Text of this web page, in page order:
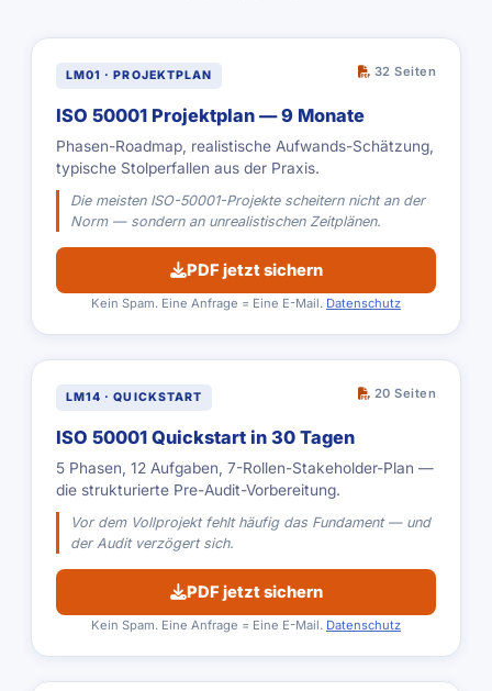
LM01 · PROJEKTPLAN 32 Seiten
ISO 50001 Projektplan — 9 Monate
Phasen-Roadmap, realistische Aufwands-Schätzung,
typische Stolperfallen aus der Praxis.
Die meisten ISO-50001-Projekte scheitern nicht an der
Norm — sondern an unrealistischen Zeitplänen.
PDF jetzt sichern
Kein Spam. Eine Anfrage = Eine E-Mail. Datenschutz
LM14 · QUICKSTART 20 Seiten
ISO 50001 Quickstart in 30 Tagen
5 Phasen, 12 Aufgaben, 7-Rollen-Stakeholder-Plan —
die strukturierte Pre-Audit-Vorbereitung.
Vor dem Vollprojekt fehlt häufig das Fundament — und
der Audit verzögert sich.
PDF jetzt sichern
Kein Spam. Eine Anfrage = Eine E-Mail. Datenschutz